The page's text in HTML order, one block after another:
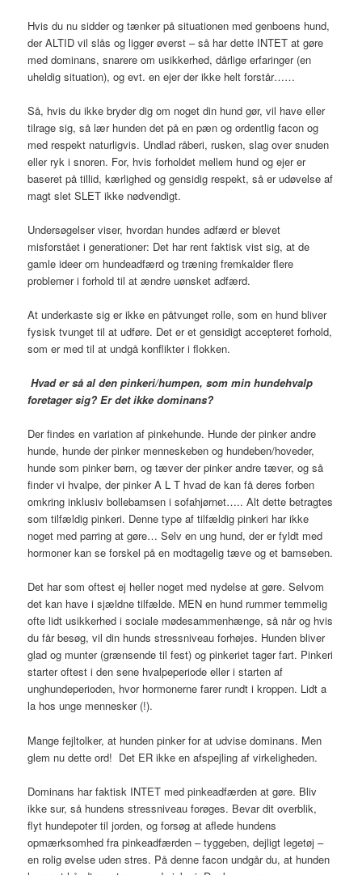
Hvis du nu sidder og tænker på situationen med genboens hund,
der ALTID vil slås og ligger øverst – så har dette INTET at gøre
med dominans, snarere om usikkerhed, dårlige erfaringer (en
uheldig situation), og evt. en ejer der ikke helt forstår……
Så, hvis du ikke bryder dig om noget din hund gør, vil have eller
tilrage sig, så lær hunden det på en pæn og ordentlig facon og
med respekt naturligvis. Undlad råberi, rusken, slag over snuden
eller ryk i snoren. For, hvis forholdet mellem hund og ejer er
baseret på tillid, kærlighed og gensidig respekt, så er udøvelse af
magt slet SLET ikke nødvendigt.
Undersøgelser viser, hvordan hundes adfærd er blevet
misforstået i generationer: Det har rent faktisk vist sig, at de
gamle ideer om hundeadfærd og træning fremkalder flere
problemer i forhold til at ændre uønsket adfærd.
At underkaste sig er ikke en påtvunget rolle, som en hund bliver
fysisk tvunget til at udføre. Det er et gensidigt accepteret forhold,
som er med til at undgå konflikter i flokken.
Hvad er så al den pinkeri/humpen, som min hundehvalp
foretager sig? Er det ikke dominans?
Der findes en variation af pinkehunde. Hunde der pinker andre
hunde, hunde der pinker menneskeben og hundeben/hoveder,
hunde som pinker børn, og tæver der pinker andre tæver, og så
finder vi hvalpe, der pinker A L T hvad de kan få deres forben
omkring inklusiv bollebamsen i sofahjørnet….. Alt dette betragtes
som tilfældig pinkeri. Denne type af tilfældig pinkeri har ikke
noget med parring at gøre… Selv en ung hund, der er fyldt med
hormoner kan se forskel på en modtagelig tæve og et bamseben.
Det har som oftest ej heller noget med nydelse at gøre. Selvom
det kan have i sjældne tilfælde. MEN en hund rummer temmelig
ofte lidt usikkerhed i sociale mødesammenhænge, så når og hvis
du får besøg, vil din hunds stressniveau forhøjes. Hunden bliver
glad og munter (grænsende til fest) og pinkeriet tager fart. Pinkeri
starter oftest i den sene hvalpeperiode eller i starten af
unghundeperioden, hvor hormonerne farer rundt i kroppen. Lidt a
la hos unge mennesker (!).
Mange fejltolker, at hunden pinker for at udvise dominans. Men
glem nu dette ord! Det ER ikke en afspejling af virkeligheden.
Dominans har faktisk INTET med pinkeadfærden at gøre. Bliv
ikke sur, så hundens stressniveau forøges. Bevar dit overblik,
flyt hundepoter til jorden, og forsøg at aflede hundens
opmærksomhed fra pinkeadfærden – tyggeben, dejligt legetøj –
en rolig øvelse uden stres. På denne facon undgår du, at hunden